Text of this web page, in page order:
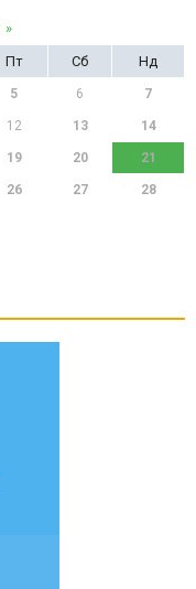
»
Пт Сб Нд
5 6 7
12 13 14
19 20 21
26 27 28